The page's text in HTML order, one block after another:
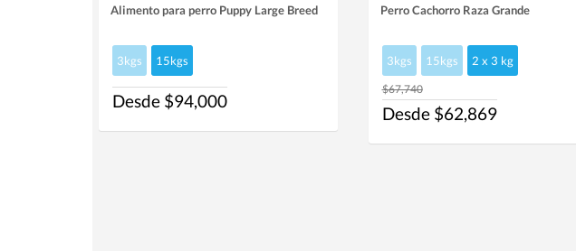
Alimento para perro Puppy Large Breed
3kgs 15kgs
Desde $94,000
Perro Cachorro Raza Grande
3kgs 15kgs 2 x 3 kg
$67,740
Desde $62,869